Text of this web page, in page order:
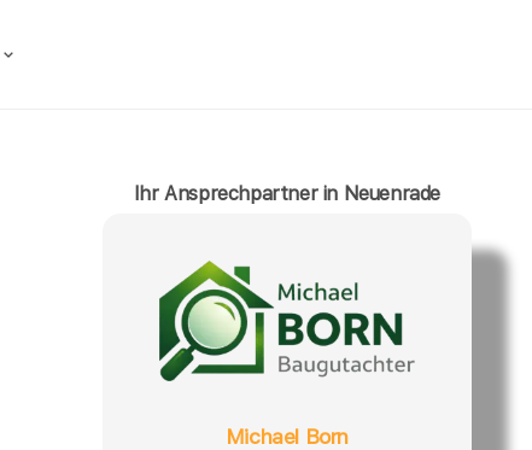
Ihr Ansprechpartner in Neuenrade
Michael Born